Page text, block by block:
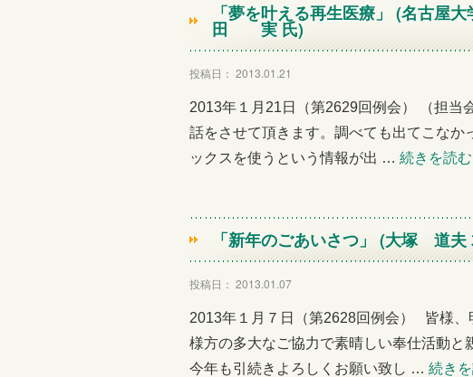
「夢を叶える再生医療」 (名古屋
田 実 氏)
投稿日： 2013.01.21
2013年１月21日（第2629回例会） （担
話をさせて頂きます。調べても出てこなか
ックスを使うという情報が出 … 続きを読む
「新年のごあいさつ」 (大塚 道夫
投稿日： 2013.01.07
2013年１月７日（第2628回例会） 皆様
様方の多大なご協力で素晴しい奉仕活動と
今年も引続きよろしくお願い致し … 続き